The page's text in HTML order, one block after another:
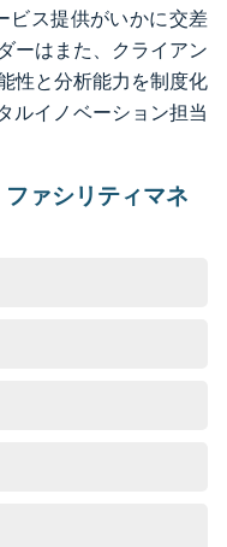
ビス提供がいかに交差
ーはまた、クライアン
性と分析能力を制度化
ルイノベーション担当
ァシリティマネ